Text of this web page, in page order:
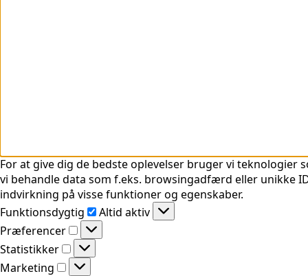
For at give dig de bedste oplevelser bruger vi teknologier
vi behandle data som f.eks. browsingadfærd eller unikke
indvirkning på visse funktioner og egenskaber.
Funktionsdygtig
Funktionsdygtig
Altid aktiv
Præferencer
Præferencer
Statistikker
Statistikker
Marketing
Marketing